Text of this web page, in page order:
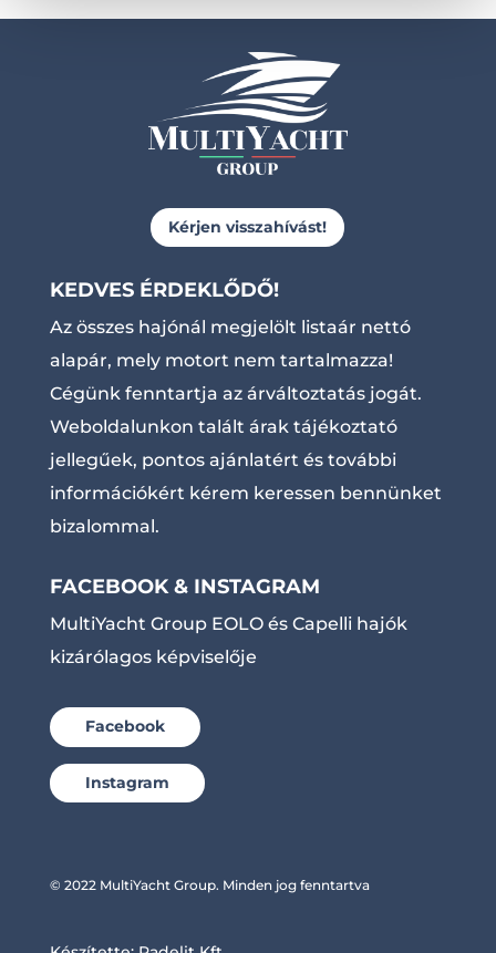
Kérjen visszahívást!
KEDVES ÉRDEKLŐDŐ!
Az összes hajónál megjelölt listaár nettó
alapár, mely motort nem tartalmazza!
Cégünk fenntartja az árváltoztatás jogát.
Weboldalunkon talált árak tájékoztató
jellegűek, pontos ajánlatért és további
információkért kérem keressen bennünket
bizalommal.
FACEBOOK & INSTAGRAM
MultiYacht Group EOLO és Capelli hajók
kizárólagos képviselője
Facebook
Instagram
© 2022 MultiYacht Group. Minden jog fenntartva